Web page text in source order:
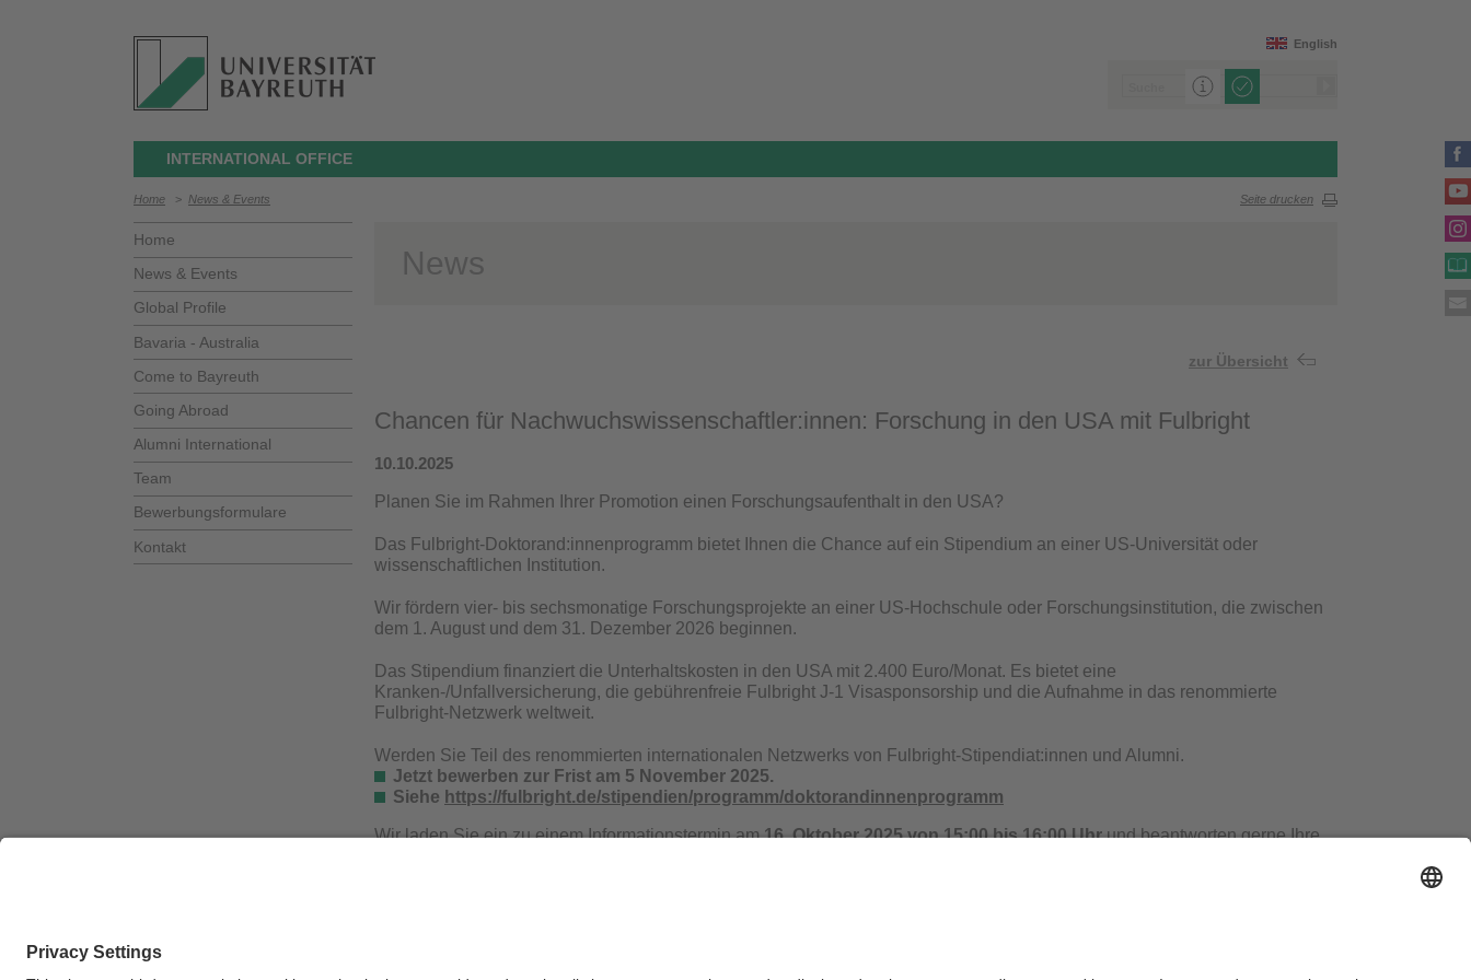
English
INTERNATIONAL OFFICE
Home > News & Events Seite drucken
Home
News & Events
Global Profile
Bavaria - Australia
Come to Bayreuth
Going Abroad
Alumni International
Team
Bewerbungsformulare
Kontakt
News
zur Übersicht
Chancen für Nachwuchswissenschaftler:innen: Forschung in den USA mit Fulbright
10.10.2025
Planen Sie im Rahmen Ihrer Promotion einen Forschungsaufenthalt in den USA?
Das Fulbright-Doktorand:innenprogramm bietet Ihnen die Chance auf ein Stipendium an einer US-Universität oder
wissenschaftlichen Institution.
Wir fördern vier- bis sechsmonatige Forschungsprojekte an einer US-Hochschule oder Forschungsinstitution, die zwischen
dem 1. August und dem 31. Dezember 2026 beginnen.
Das Stipendium finanziert die Unterhaltskosten in den USA mit 2.400 Euro/Monat. Es bietet eine
Kranken-/Unfallversicherung, die gebührenfreie Fulbright J-1 Visasponsorship und die Aufnahme in das renommierte
Fulbright-Netzwerk weltweit.
Werden Sie Teil des renommierten internationalen Netzwerks von Fulbright-Stipendiat:innen und Alumni.
Jetzt bewerben zur Frist am 5 November 2025.
Siehe https://fulbright.de/stipendien/programm/doktorandinnenprogramm
Wir laden Sie ein zu einem Informationstermin am16. Oktober 2025 von 15:00 bis 16:00 Uhrund beantworten gerne Ihre